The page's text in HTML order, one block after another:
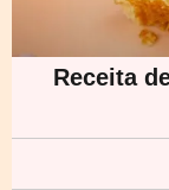
Receita